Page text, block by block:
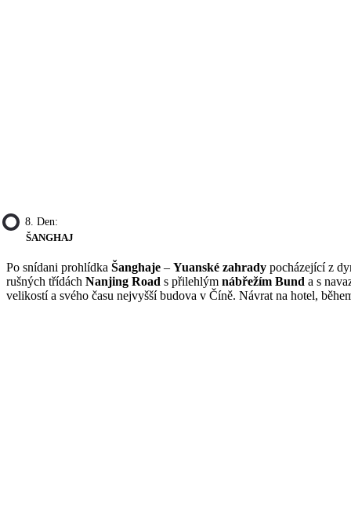
8. Den:
ŠANGHAJ
Po snídani prohlídka Šanghaje – Yuanské zahrady pocházející z
rušných třídách Nanjing Road s přilehlým nábřežím Bund a s
velikostí a svého času nejvyšší budova v Číně. Návrat na hotel,